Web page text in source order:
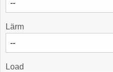
Lärm
Load